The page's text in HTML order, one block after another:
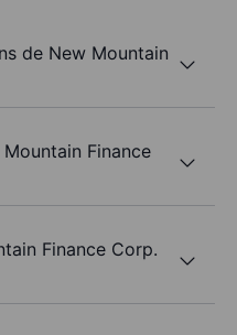
de New Mountain
Finance
Finance Corp.